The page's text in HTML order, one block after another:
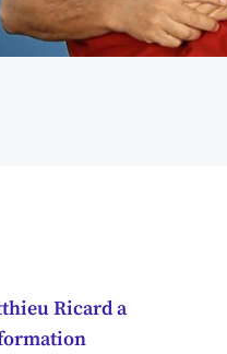
Ricard a